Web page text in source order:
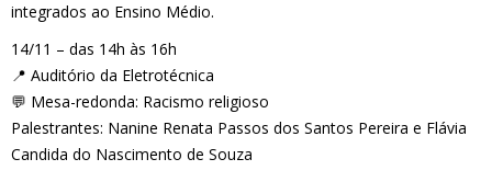
integrados ao Ensino Médio.
14/11 – das 14h às 16h
📍 Auditório da Eletrotécnica
💬 Mesa-redonda: Racismo religioso
Palestrantes: Nanine Renata Passos dos Santos Pereira e Flávia
Candida do Nascimento de Souza